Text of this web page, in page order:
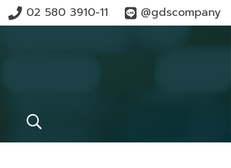
02 580 3910-11 @gdscompany